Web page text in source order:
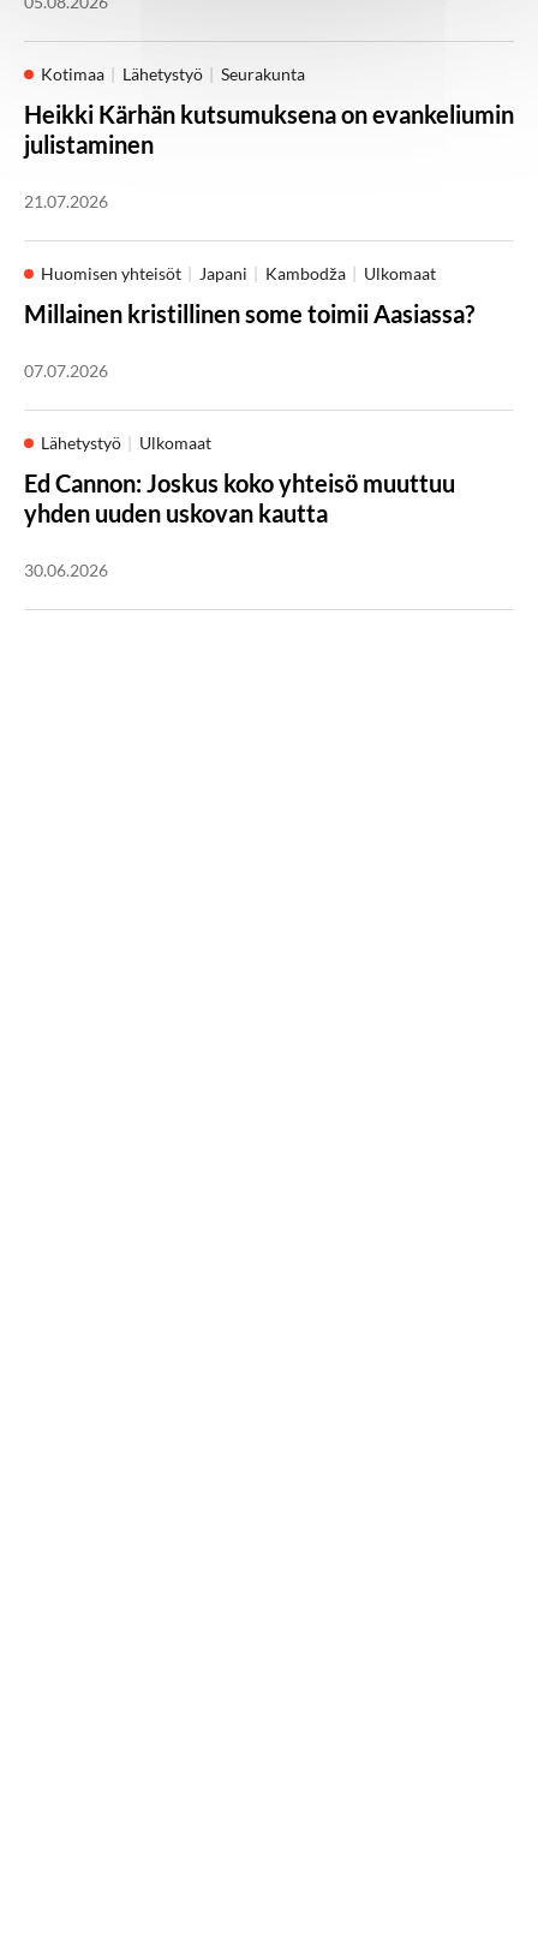
Kotimaa Lähetystyö Seurakunta
Heikki Kärhän kutsumuksena on evankeliumin
julistaminen
21.07.2026
Huomisen yhteisöt Japani Kambodža Ulkomaat
Millainen kristillinen some toimii Aasiassa?
07.07.2026
Lähetystyö Ulkomaat
Ed Cannon: Joskus koko yhteisö muuttuu
yhden uuden uskovan kautta
30.06.2026